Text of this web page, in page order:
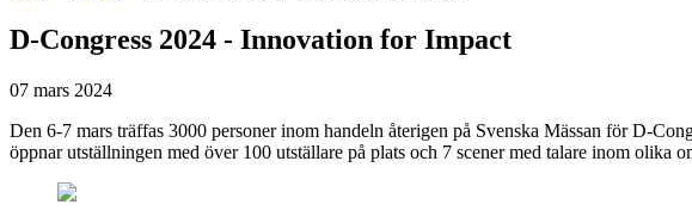
D-Congress 2024 - Innovation for Impact
07 mars 2024
Den 6-7 mars träffas 3000 personer inom handeln återigen på Svenska Mässan för D-
öppnar utställningen med över 100 utställare på plats och 7 scener med talare inom